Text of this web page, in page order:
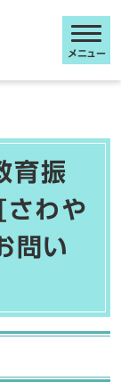
メニュー
育振
わや
問い